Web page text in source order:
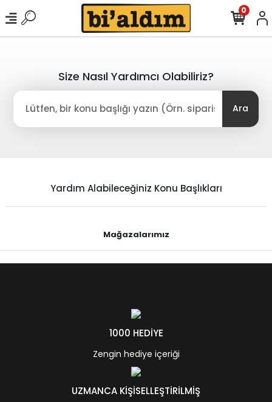
0
Size Nasıl Yardımcı Olabiliriz?
Ara
Yardım Alabileceğiniz Konu Başlıkları
Mağazalarımız
1000 HEDİYE
Zengin hediye içeriği
UZMANCA KİŞİSELLEŞTİRİLMİŞ